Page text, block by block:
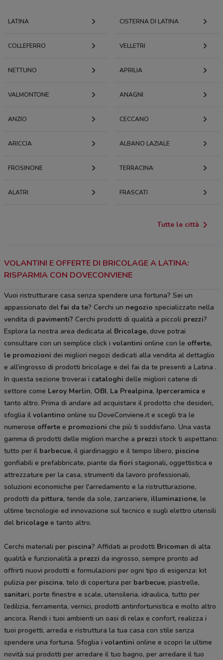
LATINA CISTERNA DI LATINA
COLLEFERRO VELLETRI
NETTUNO APRILIA
VALMONTONE ANAGNI
ANZIO CECCANO
ARICCIA ALBANO LAZIALE
FROSINONE TERRACINA
ALATRI FRASCATI
Tutte le città
VOLANTINI E OFFERTE DI BRICOLAGE A LATINA:
RISPARMIA CON DOVECONVIENE
Vuoi ristrutturare casa senza spendere una fortuna? Sei un
appassionato delfai da te? Cerchi un negozio specializzato nella
vendita di pavimenti? Cerchi prodotti di qualità a piccoli prezzi?
Esplora la nostra area dedicata al Bricolage, dove potrai
consultare con un semplice click i volantini online con le offerte,
le promozioni dei migliori negozi dedicati alla vendita al dettaglio
e all’ingrosso di prodotti bricolage e del fai da te presenti a Latina .
In questa sezione troverai i cataloghi delle migliori catene di
settore come Leroy Merlin, OBI, La Prealpina, Iperceramica e
tanto altro. Prima di andare ad acquistare il prodotto che desideri,
sfoglia il volantino online su DoveConviene.it e scegli tra le
numerose offerte e promozioni che più ti soddisfano. Una vasta
gamma di prodotti delle migliori marche a prezzi stock ti aspettano:
tutto per il barbecue, il giardinaggio e il tempo libero, piscine
gonfiabili e prefabbricate, piante da fiori stagionali, oggettistica e
attrezzature per la casa, strumenti da lavoro professionali,
soluzioni economiche per l'arredamento e la ristrutturazione,
prodotti da pittura, tende da sole, zanzariere, illuminazione, le
ultime tecnologie ed innovazione sul tecnico e sugli elettro utensili
del bricolage e tanto altro.
Cerchi materiali per piscina? Affidati ai prodotti Bricoman di alta
qualità e funzionalità a prezzi da ingrosso, sempre pronto ad
offrirti nuovi prodotti e formulazioni per ogni tipo di esigenza: kit
pulizia per piscina, telo di copertura per barbecue, piastrelle,
sanitari, porte finestre e scale, utensileria, idraulica, tutto per
l’edilizia, ferramenta, vernici, prodotti antinfortunistica e molto altro
ancora. Rendi i tuoi ambienti un oasi di relax e confort, realizza i
tuoi progetti, arreda e ristruttura la tua casa con stile senza
spendere una fortuna. Sfoglia i volantini online e scopri le ultime
novità sui prodotti per arredare il tuo bagno, per arredare il tuo